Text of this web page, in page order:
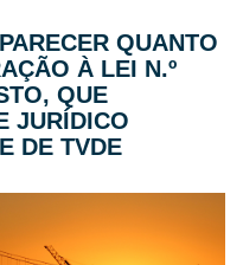
QUANTO
À LEI N.º
QUE
JURÍDICO
DE TVDE